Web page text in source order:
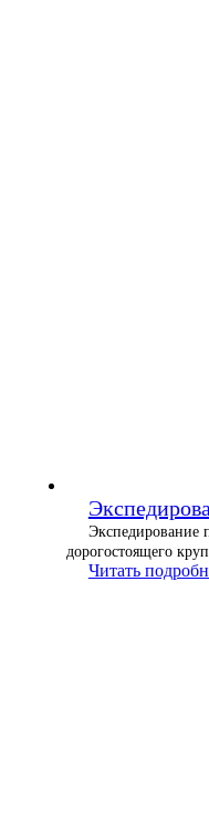
Экспедирование
дорогостоящего
Читать